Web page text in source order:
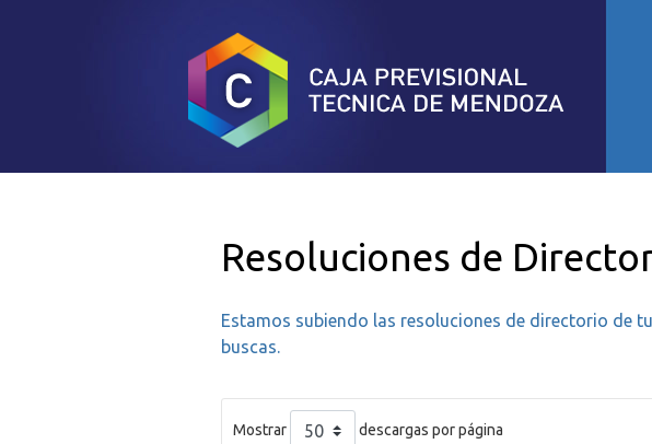
Resoluciones de
Estamos subiendo las resoluciones de directorio de
buscas.
Mostrar descargas por página